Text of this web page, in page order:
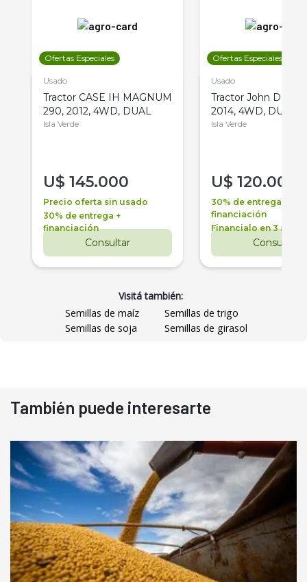
Ofertas Especiales
Usado
Tractor CASE IH MAGNUM
290, 2012, 4WD, DUAL
Isla Verde
U$ 145.000
Precio oferta sin usado
30% de entrega +
financiación
Consultar
Ofertas Especiales
Usado
Tractor John Deere
2014, 4WD, DUAL
Isla Verde
U$ 120.000
30% de entrega +
financiación
Financialo en 3 años
Consultar
Visitá también:
Semillas de maíz
Semillas de trigo
Semillas de soja
Semillas de girasol
También puede interesarte